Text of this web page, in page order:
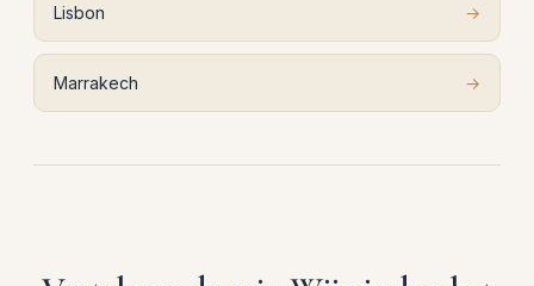
Lisbon →
Marrakech →